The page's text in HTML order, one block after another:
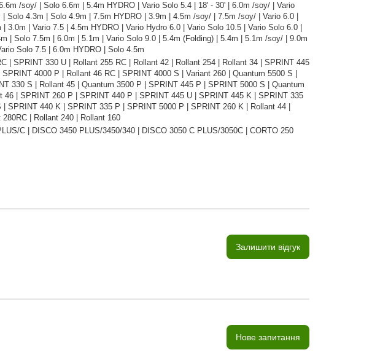
/soy/ | Solo 6.6m | 5.4m HYDRO | Vario Solo 5.4 | 18' - 30' | 6.0m /soy/ | Vario
4.3m | Solo 4.9m | 7.5m HYDRO | 3.9m | 4.5m /soy/ | 7.5m /soy/ | Vario 6.0 |
| Vario 7.5 | 4.5m HYDRO | Vario Hydro 6.0 | Vario Solo 10.5 | Vario Solo 6.0 |
| Solo 7.5m | 6.0m | 5.1m | Vario Solo 9.0 | 5.4m (Folding) | 5.4m | 5.1m /soy/ | 9.0m
Solo 7.5 | 6.0m HYDRO | Solo 4.5m
| SPRINT 330 U | Rollant 255 RC | Rollant 42 | Rollant 254 | Rollant 34 | SPRINT 445
4000 P | Rollant 46 RC | SPRINT 4000 S | Variant 260 | Quantum 5500 S |
330 S | Rollant 45 | Quantum 3500 P | SPRINT 445 P | SPRINT 5000 S | Quantum
| SPRINT 260 P | SPRINT 440 P | SPRINT 445 U | SPRINT 445 K | SPRINT 335
440 K | SPRINT 335 P | SPRINT 5000 P | SPRINT 260 K | Rollant 44 |
| Rollant 240 | Rollant 160
C | DISCO 3450 PLUS/3450/340 | DISCO 3050 C PLUS/3050C | CORTO 250
Залишити відгук
Нове запитання